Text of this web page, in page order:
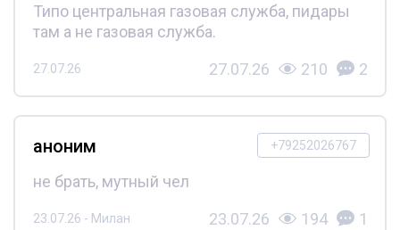
Типо центральная газовая служба, пидары
там а не газовая служба.
27.07.26 27.07.26 210 2
+79252026767
аноним
не брать, мутный чел
23.07.26 - Милан 23.07.26 194 1